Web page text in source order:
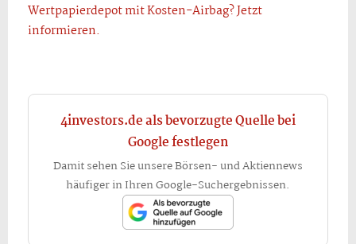
Wertpapierdepot mit Kosten-Airbag? Jetzt
informieren.
4investors.de als bevorzugte Quelle bei
Google festlegen
Damit sehen Sie unsere Börsen- und Aktiennews
häufiger in Ihren Google-Suchergebnissen.